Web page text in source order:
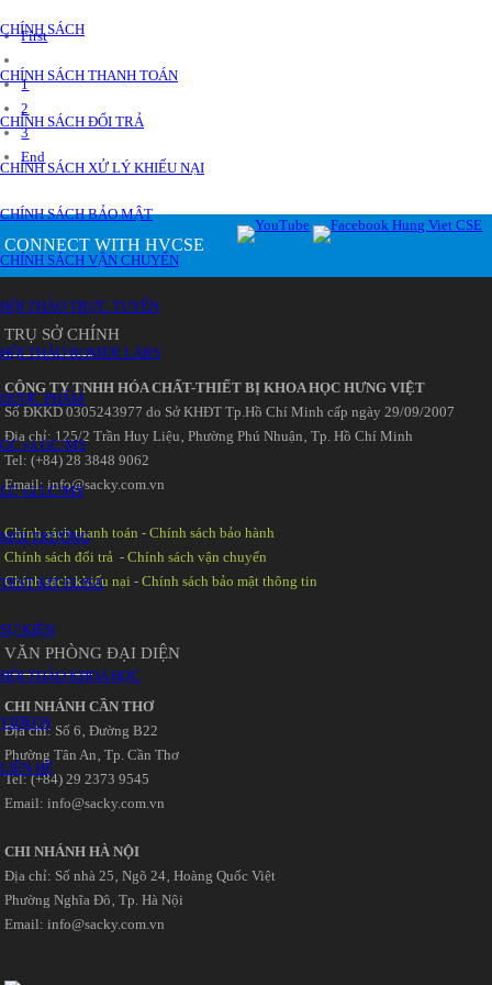
CHÍNH SÁCH
CHÍNH SÁCH THANH TOÁN
CHÍNH SÁCH ĐỔI TRẢ
CHÍNH SÁCH XỬ LÝ KHIẾU NẠI
CHÍNH SÁCH BẢO MẬT
CHÍNH SÁCH VẬN CHUYỂN
HỘI THẢO TRỰC TUYẾN
HỘI THẢO ROMER LABS
DƯỢC PHẨM
GC và GC/MS
LC và LC/MS
MÔI TRƯỜNG
TEST KIT ELISA
SỰ KIỆN
HỘI THẢO KHOA HỌC
VIDEOS
LIÊN HỆ
First
1
2
3
End
CONNECT WITH HVCSE
TRỤ SỞ CHÍNH
CÔNG TY TNHH HÓA CHẤT-THIẾT BỊ KHOA HỌC HƯNG VIỆT
Số ĐKKD 0305243977 do Sở KHĐT Tp.Hồ Chí Minh cấp ngày 29/09/2007
Đia chỉ: 125/2 Trần Huy Liệu‚ Phường Phú Nhuận‚ Tp. Hồ Chí Minh
Tel: (+84) 28 3848 9062
Email: info@sacky.com.vn
Chính sách thanh toán -Chính sách bảo hành
Chính sách đổi trả -Chính sách vận chuyển
Chính sách khiếu nại -Chính sách bảo mật thông tin
VĂN PHÒNG ĐẠI DIỆN
CHI NHÁNH CẦN THƠ
Địa chỉ: Số 6‚ Đường B22
Phường Tân An‚ Tp. Cần Thơ
Tel: (+84) 29 2373 9545
Email: info@sacky.com.vn
CHI NHÁNH HÀ NỘI
Địa chỉ: Số nhà 25‚ Ngõ 24‚ Hoàng Quốc Việt
Phường Nghĩa Đô‚ Tp. Hà Nội
Email: info@sacky.com.vn